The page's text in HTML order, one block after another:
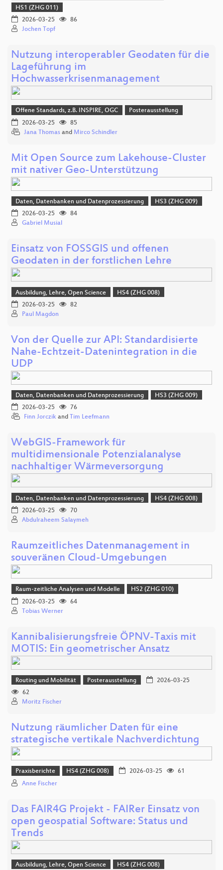
HS1 (ZHG 011)
2026-03-25
86
Jochen Topf
Nutzung interoperabler Geodaten für die
Lageführung im
Hochwasserkrisenmanagement
Offene Standards, z.B. INSPIRE, OGC
Posterausstellung
2026-03-25
85
Jana Thomas and Mirco Schindler
Mit Open Source zum Lakehouse-Cluster
mit nativer Geo-Unterstützung
Daten, Datenbanken und Datenprozessierung
HS3 (ZHG 009)
2026-03-25
84
Gabriel Musial
Einsatz von FOSSGIS und offenen
Geodaten in der forstlichen Lehre
Ausbildung, Lehre, Open Science
HS4 (ZHG 008)
2026-03-25
82
Paul Magdon
Von der Quelle zur API: Standardisierte
Nahe-Echtzeit-Datenintegration in die
UDP
Daten, Datenbanken und Datenprozessierung
HS3 (ZHG 009)
2026-03-25
76
Finn Jorczik and Tim Leefmann
WebGIS-Framework für
multidimensionale Potenzialanalyse
nachhaltiger Wärmeversorgung
Daten, Datenbanken und Datenprozessierung
HS4 (ZHG 008)
2026-03-25
70
Abdulraheem Salaymeh
Raumzeitliches Datenmanagement in
souveränen Cloud-Umgebungen
Raum-zeitliche Analysen und Modelle
HS2 (ZHG 010)
2026-03-25
64
Tobias Werner
Kannibalisierungsfreie ÖPNV-Taxis mit
MOTIS: Ein geometrischer Ansatz
Routing und Mobilität Posterausstellung
2026-03-25
62
Moritz Fischer
Nutzung räumlicher Daten für eine
strategische vertikale Nachverdichtung
Praxisberichte HS4 (ZHG 008) 2026-03-25
61
Anne Fischer
Das FAIR4G Projekt - FAIRer Einsatz von
open geospatial Software: Status und
Trends
Ausbildung, Lehre, Open Science HS4 (ZHG 008)